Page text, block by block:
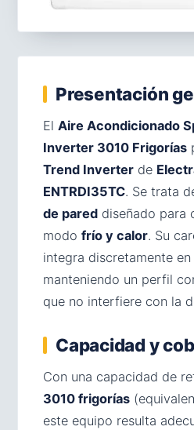
Presentación
El Aire Acondicionado
Inverter 3010 Frigorías
Trend Inverter de
ENTRDI35TC. Se trata
de pared diseñado para
modo frío y calor. Su
integra discretamente
manteniendo un perfil
que no interfiere con la
Capacidad y
Con una capacidad de
3010 frigorías
este equipo resulta